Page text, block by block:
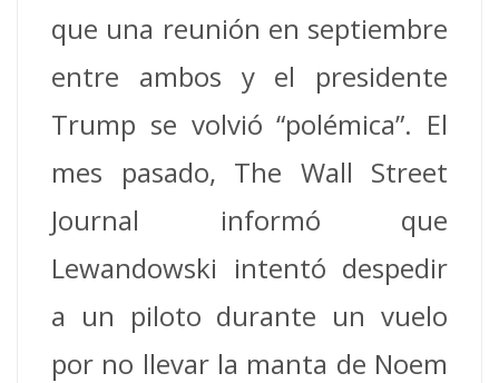
que una reunión en septiembre
entre ambos y el presidente
Trump se volvió “polémica”. El
mes pasado, The Wall Street
Journal informó que
Lewandowski intentó despedir
a un piloto durante un vuelo
por no llevar la manta de Noem